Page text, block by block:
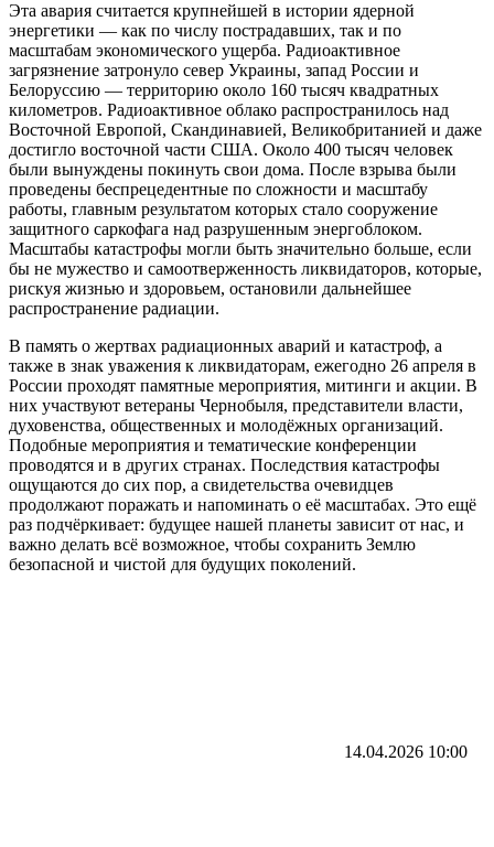
Эта авария считается крупнейшей в истории ядерной
энергетики — как по числу пострадавших, так и по
масштабам экономического ущерба. Радиоактивное
загрязнение затронуло север Украины, запад России и
Белоруссию — территорию около 160 тысяч квадратных
километров. Радиоактивное облако распространилось над
Восточной Европой, Скандинавией, Великобританией и даже
достигло восточной части США. Около 400 тысяч человек
были вынуждены покинуть свои дома. После взрыва были
проведены беспрецедентные по сложности и масштабу
работы, главным результатом которых стало сооружение
защитного саркофага над разрушенным энергоблоком.
Масштабы катастрофы могли быть значительно больше, если
бы не мужество и самоотверженность ликвидаторов, которые,
рискуя жизнью и здоровьем, остановили дальнейшее
распространение радиации.
В память о жертвах радиационных аварий и катастроф, а
также в знак уважения к ликвидаторам, ежегодно 26 апреля в
России проходят памятные мероприятия, митинги и акции. В
них участвуют ветераны Чернобыля, представители власти,
духовенства, общественных и молодёжных организаций.
Подобные мероприятия и тематические конференции
проводятся и в других странах. Последствия катастрофы
ощущаются до сих пор, а свидетельства очевидцев
продолжают поражать и напоминать о её масштабах. Это ещё
раз подчёркивает: будущее нашей планеты зависит от нас, и
важно делать всё возможное, чтобы сохранить Землю
безопасной и чистой для будущих поколений.
14.04.2026 10:00